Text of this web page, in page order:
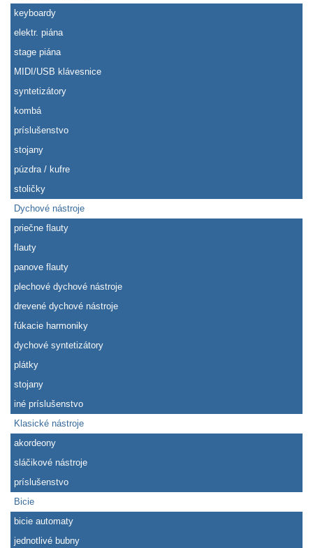
keyboardy
elektr. piána
stage piána
MIDI/USB klávesnice
syntetizátory
kombá
príslušenstvo
stojany
púzdra / kufre
stoličky
Dychové nástroje
priečne flauty
flauty
panove flauty
plechové dychové nástroje
drevené dychové nástroje
fúkacie harmoniky
dychové syntetizátory
plátky
stojany
iné príslušenstvo
Klasické nástroje
akordeony
sláčikové nástroje
príslušenstvo
Bicie
bicie automaty
jednotlivé bubny